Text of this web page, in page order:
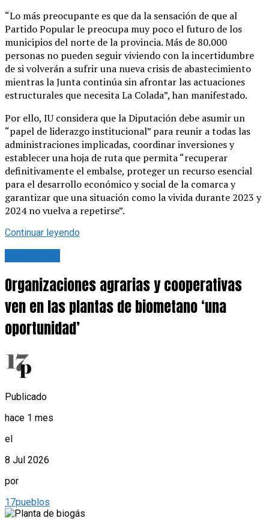
“Lo más preocupante es que da la sensación de que al
Partido Popular le preocupa muy poco el futuro de los
municipios del norte de la provincia. Más de 80.000
personas no pueden seguir viviendo con la incertidumbre
de si volverán a sufrir una nueva crisis de abastecimiento
mientras la Junta continúa sin afrontar las actuaciones
estructurales que necesita La Colada”, han manifestado.
Por ello, IU considera que la Diputación debe asumir un
“papel de liderazgo institucional” para reunir a todas las
administraciones implicadas, coordinar inversiones y
establecer una hoja de ruta que permita “recuperar
definitivamente el embalse, proteger un recurso esencial
para el desarrollo económico y social de la comarca y
garantizar que una situación como la vivida durante 2023 y
2024 no vuelva a repetirse”.
Continuar leyendo
Organizaciones agrarias y cooperativas
ven en las plantas de biometano ‘una
oportunidad’
Publicado
hace 1 mes
el
8 Jul 2026
por
17pueblos